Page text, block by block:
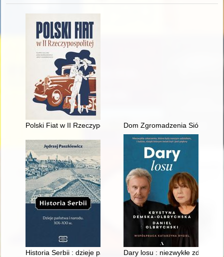
Polski Fiat w II Rzeczypospolitej : historia Fiata na ziemiach
Dom Zgromadzenia Sióstr
Historia Serbii : dzieje państwa i narodu : XIX-XXI w
Dary losu : niezwykłe